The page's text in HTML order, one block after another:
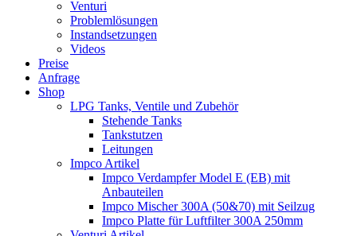
Venturi
Problemlösungen
Instandsetzungen
Videos
Preise
Anfrage
Shop
LPG Tanks, Ventile und Zubehör
Stehende Tanks
Tankstutzen
Leitungen
Impco Artikel
Impco Verdampfer Model E (EB) mit
Anbauteilen
Impco Mischer 300A (50&70) mit Seilzug
Impco Platte für Luftfilter 300A 250mm